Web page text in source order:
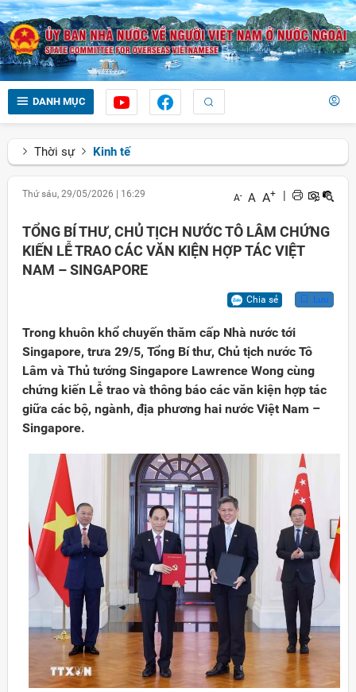
DANH MỤC
Thời sự Kinh tế
Thứ sáu, 29/05/2026 16:29 A- A A+ |
TỔNG BÍ THƯ, CHỦ TỊCH NƯỚC TÔ LÂM CHỨNG
KIẾN LỄ TRAO CÁC VĂN KIỆN HỢP TÁC VIỆT
NAM – SINGAPORE
Chia sẻ Lưu
Trong khuôn khổ chuyến thăm cấp Nhà nước tới
Singapore, trưa 29/5, Tổng Bí thư, Chủ tịch nước Tô
Lâm và Thủ tướng Singapore Lawrence Wong cùng
chứng kiến Lễ trao và thông báo các văn kiện hợp tác
giữa các bộ, ngành, địa phương hai nước Việt Nam –
Singapore.